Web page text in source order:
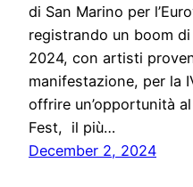
di San Marino per
registrando un boom
2024, con artisti
manifestazione, per la
offrire un’opportunità
Fest, il più…
December 2, 2024